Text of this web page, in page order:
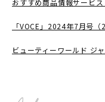
おすすめ商品情報サービ
「VOCE」2024年7月号
ビューティーワールド ジ